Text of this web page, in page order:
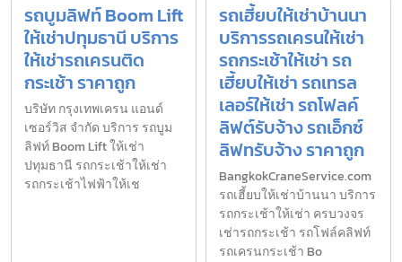
รถบูมลิฟท์ Boom Lift
ให้เช่าปทุมธานี บริการ
ให้เช่ารถเครนติด
กระเช้า ราคาถูก
บริษัท กรุงเทพเครน แอนด์
เซอร์วิส จำกัด บริการ รถบูม
ลิฟท์ Boom Lift ให้เช่า
ปทุมธานี รถกระเช้าให้เช่า
รถกระเช้าไฟฟ้าให้เช
รถเฮี้ยบให้เช่าบ้านนา
บริการรถเครนให้เช่า
รถกระเช้าให้เช่า รถ
เฮี้ยบให้เช่า รถเทรล
เลอร์ให้เช่า รถโฟลค์
ลิฟต์รับจ้าง รถเอ็กซ์
ลิฟทรับจ้าง ราคาถูก
BangkokCraneService.com
รถเฮี้ยบให้เช่าบ้านนา บริการ
รถกระเช้าให้เช่า ครบวงจร
เช่ารถกระเช้า รถโฟล์คลิฟท์
รถเครนกระเช้า Bo